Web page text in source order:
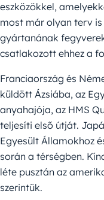
eszközökkel,
most már olyan terv
gyártanának
csatlakozott ehhez a
Franciaország és
küldött Ázsiába, az
anyahajója, az HMS
teljesíti első útját.
Egyesült Államokhoz
során a térségben.
léte pusztán az
szerintük.